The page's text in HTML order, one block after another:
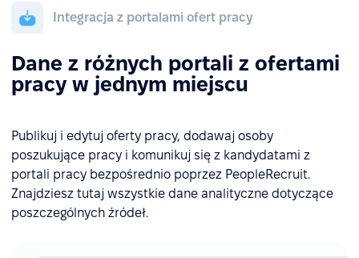
Integracja z portalami ofert pracy
Dane z różnych portali z ofertami
pracy w jednym miejscu
Publikuj i edytuj oferty pracy, dodawaj osoby
poszukujące pracy i komunikuj się z kandydatami z
portali pracy bezpośrednio poprzez PeopleRecruit.
Znajdziesz tutaj wszystkie dane analityczne dotyczące
poszczególnych źródeł.